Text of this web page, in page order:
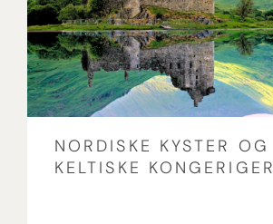
NORDISKE KYSTER OG
KELTISKE KONGERIGER